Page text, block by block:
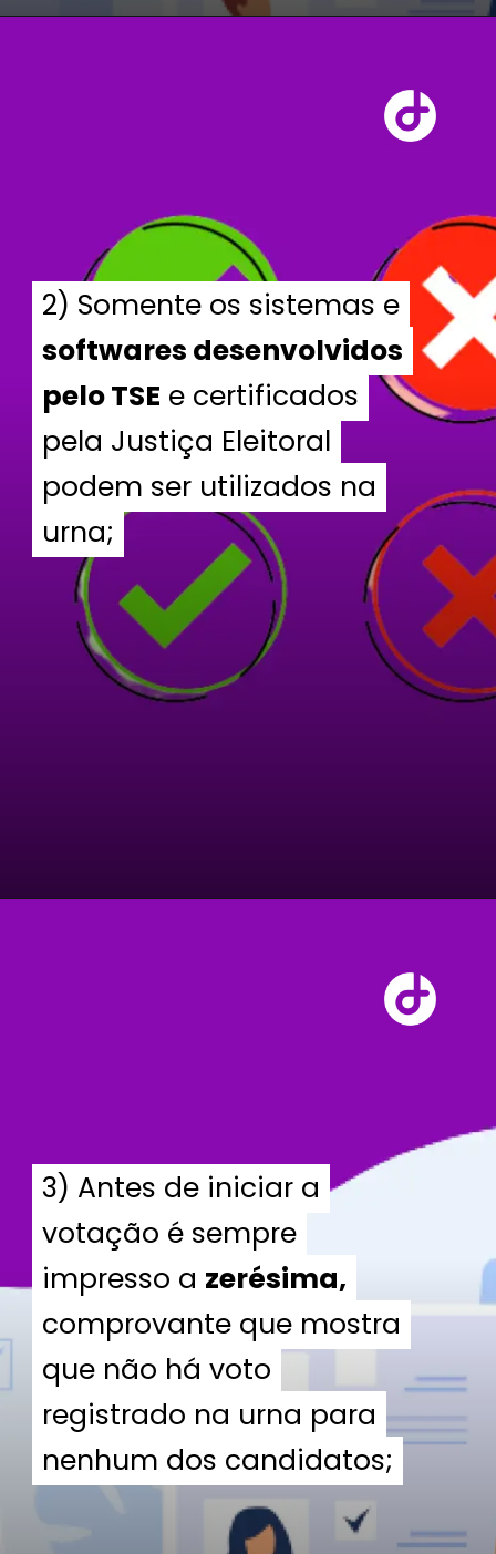
2) Somente os sistemas e
softwares desenvolvidos
pelo TSE e certificados
pela Justiça Eleitoral
podem ser utilizados na
urna;
2) Somente os sistemas e
softwares desenvolvidos
pelo TSE e certificados
pela Justiça Eleitoral
podem ser utilizados na
urna;
3) Antes de iniciar a
votação é sempre
impresso a zerésima,
comprovante que mostra
que não há voto
registrado na urna para
nenhum dos candidatos;
3) Antes de iniciar a
votação é sempre
impresso a zerésima,
comprovante que mostra
que não há voto
registrado na urna para
nenhum dos candidatos;